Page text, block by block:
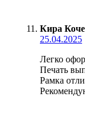
Кира
25.04.2025
Легко
Печать
Рамка